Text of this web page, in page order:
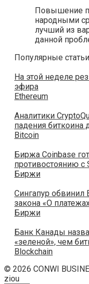
Повышение
народными
лучший из
данной
Популярные статьи
На этой неделе
эфира
Ethereum
Аналитики
падения биткоина
Bitcoin
Биржа Coinbase
противостоянию с
Биржи
Сингапур обвинил
закона «О
Биржи
Банк Канады
«зеленой», чем
Blockchain
© 2026 CONWI
ziou